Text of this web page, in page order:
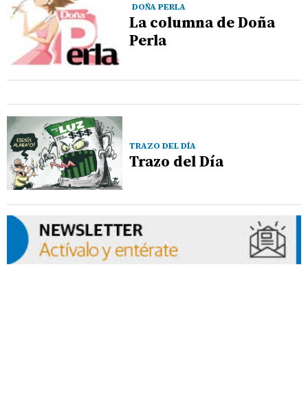
DOÑA PERLA
La columna de Doña
Perla
TRAZO DEL DÍA
Trazo del Día